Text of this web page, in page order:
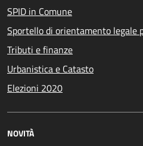
SPID in Comune
Sportello di orientamento legale
Tributi e finanze
Urbanistica e Catasto
Elezioni 2020
NOVITÀ